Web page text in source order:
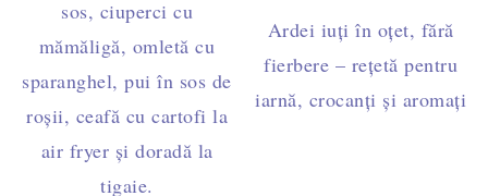
Ardei iuți în oțet, fără
fierbere – rețetă pentru
iarnă, crocanți și aromați